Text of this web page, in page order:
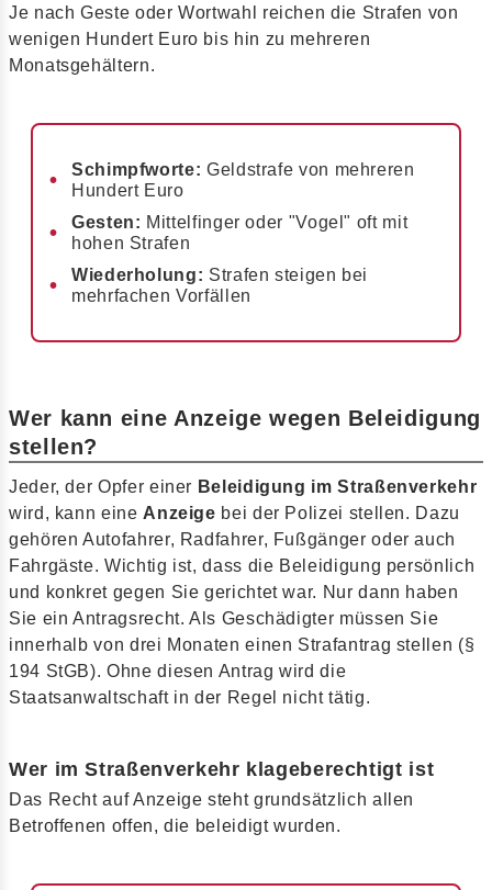
Je nach Geste oder Wortwahl reichen die Strafen von
wenigen Hundert Euro bis hin zu mehreren
Monatsgehältern.
Schimpfworte: Geldstrafe von mehreren
Hundert Euro
Gesten: Mittelfinger oder "Vogel" oft mit
hohen Strafen
Wiederholung: Strafen steigen bei
mehrfachen Vorfällen
Wer kann eine Anzeige wegen Beleidigung
stellen?
Jeder, der Opfer einer Beleidigung im Straßenverkehr
wird, kann eineAnzeige bei der Polizei stellen. Dazu
gehören Autofahrer, Radfahrer, Fußgänger oder auch
Fahrgäste. Wichtig ist, dass die Beleidigung persönlich
und konkret gegen Sie gerichtet war. Nur dann haben
Sie ein Antragsrecht. Als Geschädigter müssen Sie
innerhalb von drei Monaten einen Strafantrag stellen (§
194 StGB). Ohne diesen Antrag wird die
Staatsanwaltschaft in der Regel nicht tätig.
Wer im Straßenverkehr klageberechtigt ist
Das Recht auf Anzeige steht grundsätzlich allen
Betroffenen offen, die beleidigt wurden.